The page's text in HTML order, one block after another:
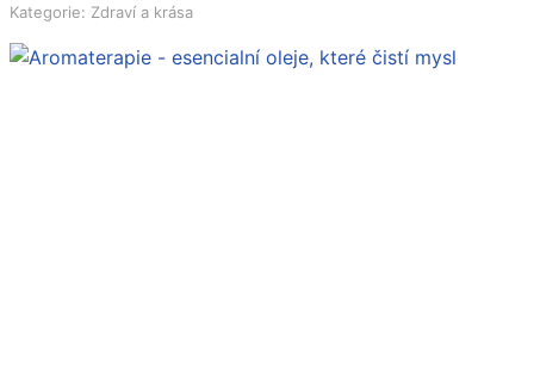
Kategorie: Zdraví a krása